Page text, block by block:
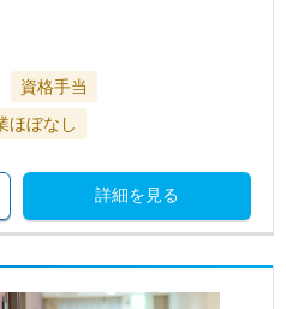
資格手当
ほぼなし
詳細を見る